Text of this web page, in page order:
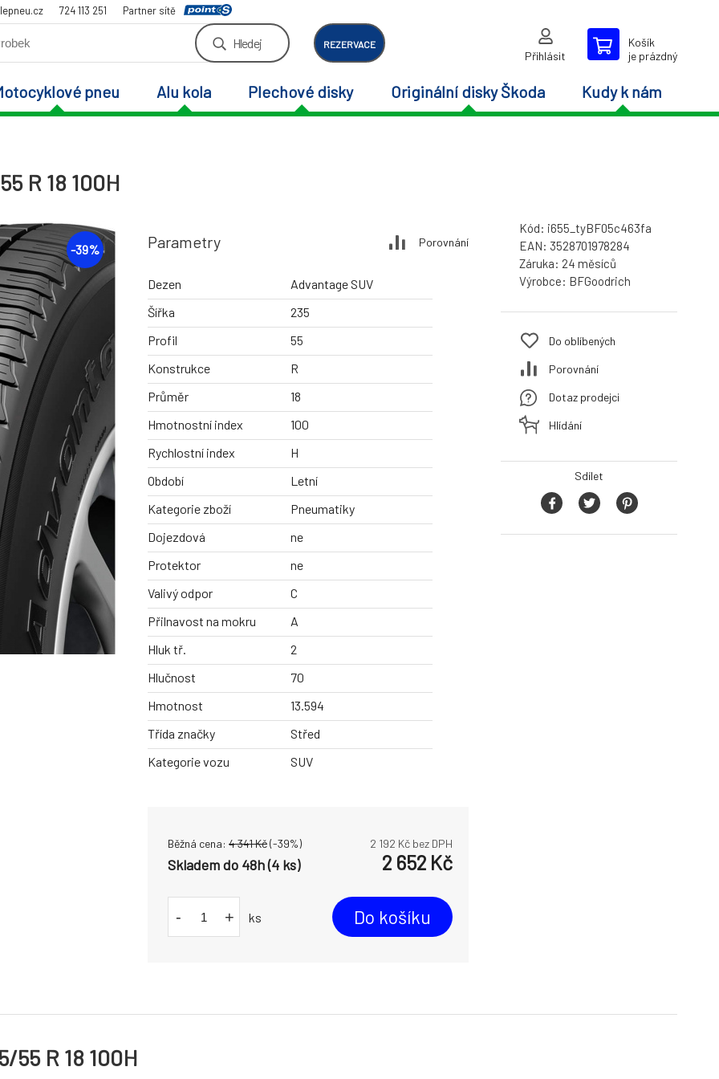
724 113 251 Partner sítě
Hledej REZERVACE
Přihlásit
Košík
je prázdný
pneu Alu kola Plechové disky Originální disky Škoda Kudy k nám
R 18 100H
-39% Parametry Porovnání
Dezen
Advantage SUV
Šířka
235
Profil
55
Konstrukce
R
Průměr
18
Hmotnostní index
100
Rychlostní index
H
Období
Letní
Kategorie zboží
Pneumatiky
Dojezdová
ne
Protektor
ne
Valivý odpor
C
Přilnavost na mokru
A
Hluk tř.
2
Hlučnost
70
Hmotnost
13.594
Třída značky
Střed
Kategorie vozu
SUV
Běžná cena: 4 341Kč(-39%) 2 192 Kč bez DPH
Skladem do 48h (4 ks) 2 652 Kč
- + ks Do košíku
Kód: i655_tyBF05c463fa
EAN: 3528701978284
Záruka: 24 měsíců
Výrobce: BFGoodrich
Do oblíbených
Porovnání
Dotaz prodejci
Hlídání
Sdílet
55 R 18 100H